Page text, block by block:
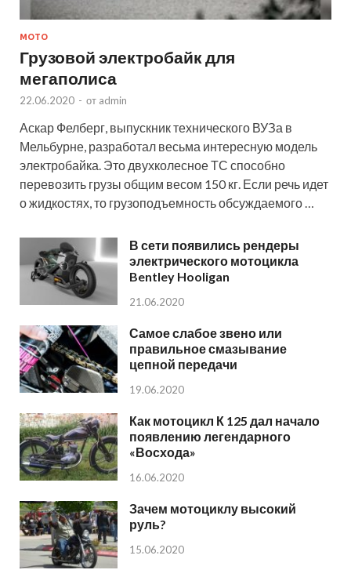
МОТО
Грузовой электробайк для
мегаполиса
22.06.2020 - от admin
Аскар Фелберг, выпускник технического ВУЗа в
Мельбурне, разработал весьма интересную модель
электробайка. Это двухколесное ТС способно
перевозить грузы общим весом 150 кг. Если речь идет
о жидкостях, то грузоподъемность обсуждаемого …
В сети появились рендеры
электрического мотоцикла
Bentley Hooligan
21.06.2020
Самое слабое звено или
правильное смазывание
цепной передачи
19.06.2020
Как мотоцикл К 125 дал начало
появлению легендарного
«Восхода»
16.06.2020
Зачем мотоциклу высокий
руль?
15.06.2020